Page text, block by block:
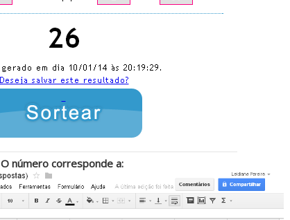
O número corresponde a: